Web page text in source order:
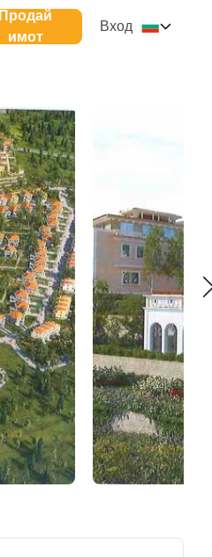
Продай
имот
Вход